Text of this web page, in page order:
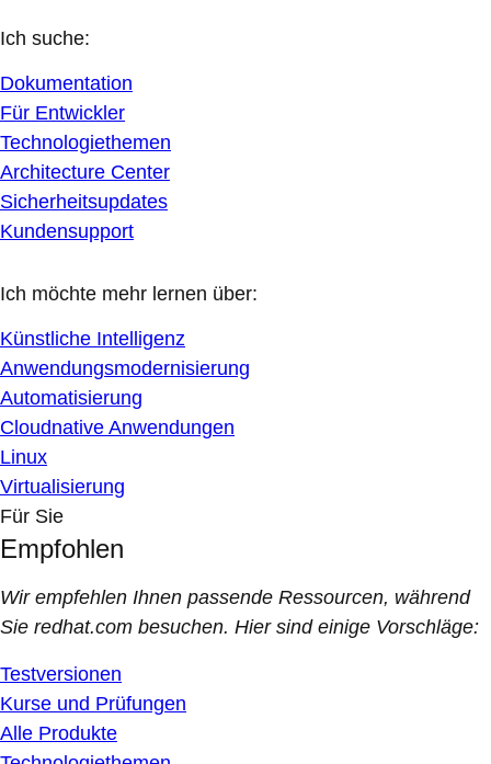
Ich suche:
Dokumentation
Für Entwickler
Technologiethemen
Architecture Center
Sicherheitsupdates
Kundensupport
Ich möchte mehr lernen über:
Künstliche Intelligenz
Anwendungsmodernisierung
Automatisierung
Cloudnative Anwendungen
Linux
Virtualisierung
Für Sie
Empfohlen
Wir empfehlen Ihnen passende Ressourcen, während
Sie redhat.com besuchen. Hier sind einige Vorschläge:
Testversionen
Kurse und Prüfungen
Alle Produkte